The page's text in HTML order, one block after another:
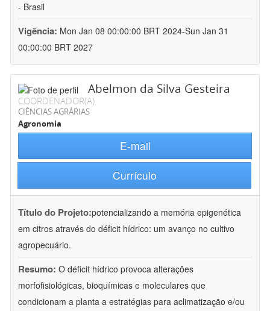
- Brasil
Vigência: Mon Jan 08 00:00:00 BRT 2024-Sun Jan 31
00:00:00 BRT 2027
Abelmon da Silva Gesteira
COORDENADOR(A)
CIÊNCIAS AGRÁRIAS
Agronomia
E-mail
Currículo
Título do Projeto:potencializando a memória epigenética
em citros através do déficit hídrico: um avanço no cultivo
agropecuário.
Resumo: O déficit hídrico provoca alterações
morfofisiológicas, bioquímicas e moleculares que
condicionam a planta a estratégias para aclimatização e/ou